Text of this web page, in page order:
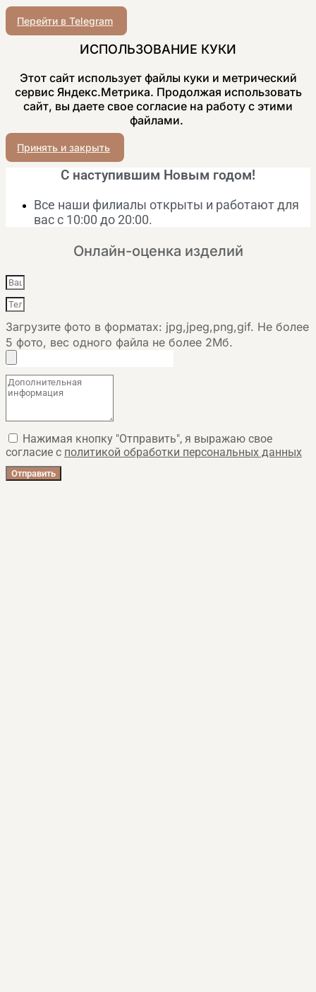
Перейти в Telegram
ИСПОЛЬЗОВАНИЕ КУКИ
Этот сайт использует файлы куки и метрический
сервис Яндекс.Метрика. Продолжая использовать
сайт, вы даете свое согласие на работу с этими
файлами.
Принять и закрыть
С наступившим Новым годом!
Все наши филиалы открыты и работают для
вас с 10:00 до 20:00.
Онлайн-оценка изделий
Загрузите фото в форматах: jpg,jpeg,png,gif. Не более
5 фото, вес одного файла не более 2Мб.
Нажимая кнопку "Отправить", я выражаю свое
согласие с политикой обработки персональных данных
Отправить